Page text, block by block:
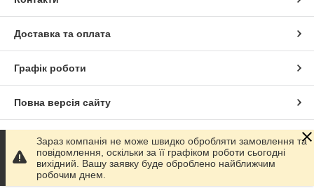
Доставка та оплата
Графік роботи
Повна версія сайту
Сайт створено на маркетплейсі Prom.ua
Політика конфіденційності
Зараз компанія не може швидко обробляти замовлення та
повідомлення, оскільки за її графіком роботи сьогодні
вихідний. Вашу заявку буде оброблено найближчим
робочим днем.